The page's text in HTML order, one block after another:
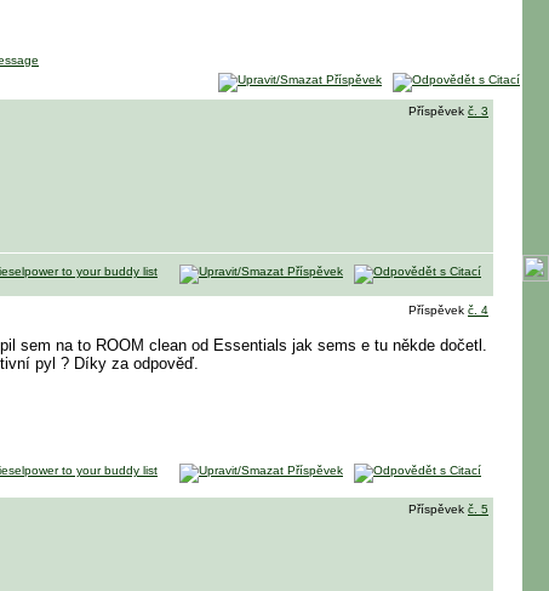
Příspěvek č. 3
Příspěvek č. 4
sem na to ROOM clean od Essentials jak sems e tu někde dočetl.
pyl ? Díky za odpověď.
Příspěvek č. 5